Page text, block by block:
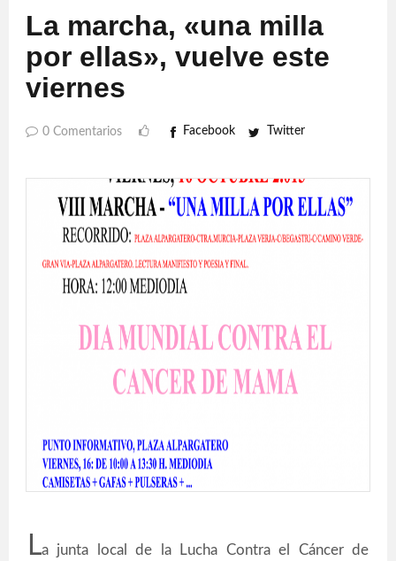
La marcha, «una milla
por ellas», vuelve este
viernes
0 Comentarios Facebook Twitter
La junta local de la Lucha Contra el Cáncer de